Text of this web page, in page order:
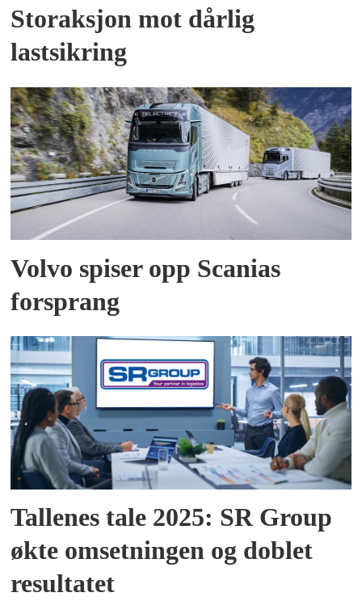
Storaksjon mot dårlig
lastsikring
Volvo spiser opp Scanias
forsprang
Tallenes tale 2025: SR Group
økte omsetningen og doblet
resultatet